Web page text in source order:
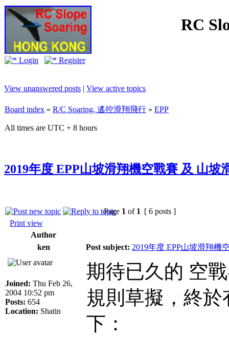
RC
Login Register
View unanswered posts | View active topics
Board index » R/C Soaring, 遙控滑翔飛行 » EPP
All times are UTC + 8 hours
2019年度 EPP山坡滑翔機空戰賽 及 山坡
Page 1 of 1 [ 6 posts ]
Print view
Author
ken
Post subject: 2019年度 EPP山坡滑翔機
Joined: Thu Feb 26,
2004 10:52 pm
Posts: 654
Location: Shatin
期待已久的 空
規則草擬，終
下：